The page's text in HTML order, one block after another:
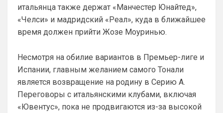
итальянца также держат «Манчестер Юнайтед»,
«Челси» и мадридский «Реал», куда в ближайшее
время должен прийти Жозе Моуринью.
Несмотря на обилие вариантов в Премьер-лиге и
Испании, главным желанием самого Тонали
является возвращение на родину в Серию А.
Переговоры с итальянскими клубами, включая
«Ювентус», пока не продвигаются из-за высокой
поимел Вашего Тоддика))) так что не
нужно хвалиться тем, что можете
приобретать, ведь важно это Apple или
говнодроид за 3999, по цене лярда))
Deep_Blue • 21:08
Ответ для Канонир
"успешных" ваших))) Гиттенса то куда пропал
у Вас? А как агент Гарначо поимел Вашего Т
А чё поимел-то? Гарначо сплавили в
Виллу, оттуда забрали Роджерса, обмен